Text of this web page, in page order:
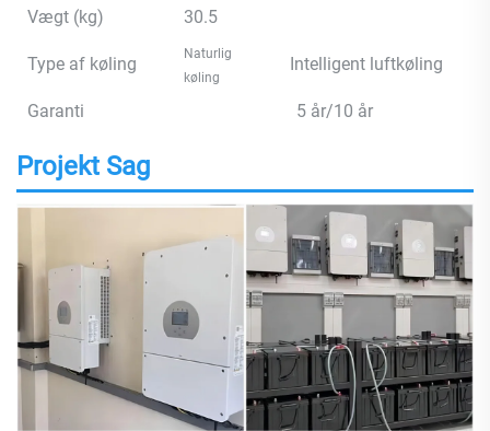
Vægt (kg) 30.5
Type af køling
Naturlig
køling
Intelligent luftkøling
Garanti 5 år/10 år
Projekt Sag